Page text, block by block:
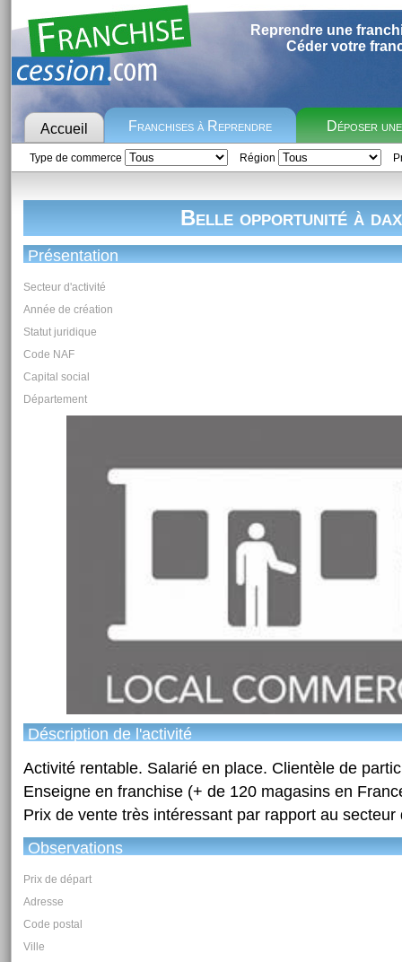
Reprendre une
Céder votre
Accueil Franchises à Reprendre Déposer
Type de commerce Région
Belle opportunité à dax
Présentation
Secteur d'activité
Année de création
Statut juridique
Code NAF
Capital social
Département
Déscription de l'activité
Activité rentable. Salarié en place. Clientèle de
Enseigne en franchise (+ de 120 magasins en
Prix de vente très intéressant par rapport au secteur
Observations
Prix de départ
Adresse
Code postal
Ville